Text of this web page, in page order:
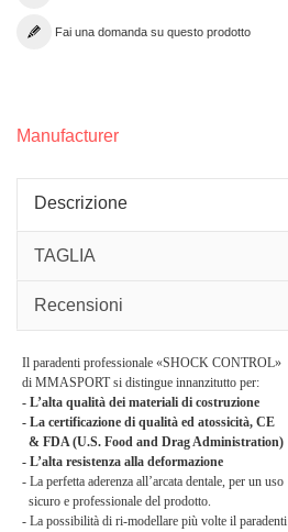
Fai una domanda su questo prodotto
Manufacturer
Descrizione
TAGLIA
Recensioni
Il paradenti professionale «SHOCK CONTROL»
di MMASPORT si distingue innanzitutto per:
- L’alta qualità dei materiali di costruzione
- La certificazione di qualità ed atossicità, CE
& FDA (U.S. Food and Drag Administration)
- L’alta resistenza alla deformazione
- La perfetta aderenza all’arcata dentale, per un uso
sicuro e professionale del prodotto.
- La possibilità di ri-modellare più volte il paradenti